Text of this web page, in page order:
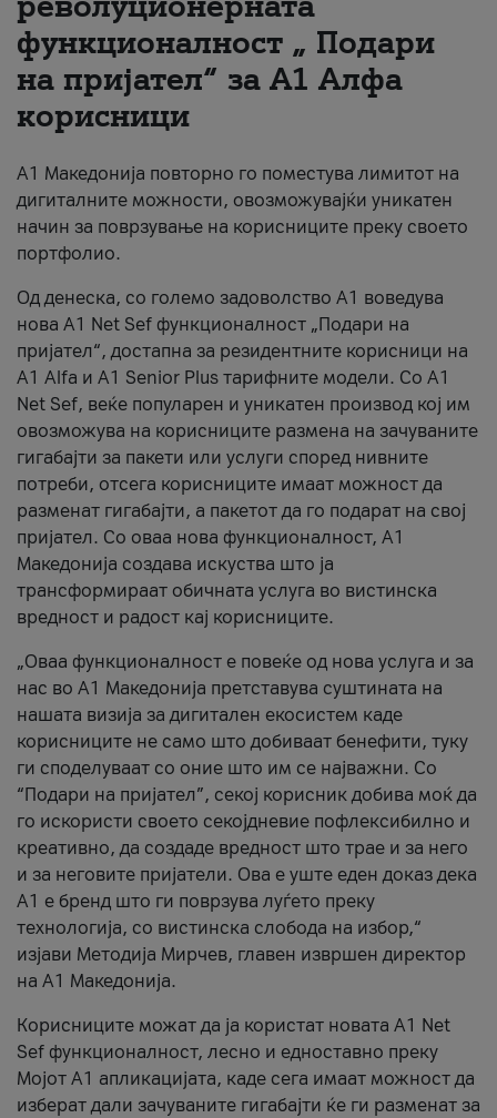
За нас
#ПодобарОнлајн
функционалност „ Подари
на пријател“ за А1 Алфа
корисници
А1 Македонија повторно го поместува лимитот на
дигиталните можности, овозможувајќи уникатен
начин за поврзување на корисниците преку своето
портфолио.
Од денеска, со големо задоволство А1 воведува
нова A1 Net Sef функционалност „Подари на
пријател“, достапна за резидентните корисници на
А1 Alfa и A1 Senior Plus тарифните модели. Со A1
Net Sef, веќе популарен и уникатен производ кој им
овозможува на корисниците размена на зачуваните
гигабајти за пакети или услуги според нивните
потреби, отсега корисниците имаат можност да
разменат гигабајти, а пакетот да го подарат на свој
пријател. Со оваа нова функционалност, А1
Македонија создава искуства што ја
трансформираат обичната услуга во вистинска
вредност и радост кај корисниците.
„Оваа функционалност е повеќе од нова услуга и за
нас во А1 Македонија претставува суштината на
нашата визија за дигитален екосистем каде
корисниците не само што добиваат бенефити, туку
ги споделуваат со оние што им се најважни. Со
“Подари на пријател”, секој корисник добива моќ да
го искористи своето секојдневие пофлексибилно и
креативно, да создаде вредност што трае и за него
и за неговите пријатели. Ова е уште еден доказ дека
А1 е бренд што ги поврзува луѓето преку
технологија, со вистинска слобода на избор,“
изјави Методија Мирчев, главен извршен директор
на А1 Македонија.
Корисниците можат да ја користат новата А1 Net
Sef функционалност, лесно и едноставно преку
Мојот А1 апликацијата, каде сега имаат можност да
изберат дали зачуваните гигабајти ќе ги разменат за